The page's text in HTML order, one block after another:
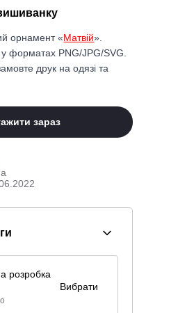
орнамент «Матвій».
форматах PNG/JPG/SVG.
друк на одязі та
зараз
розробка
Вибрати